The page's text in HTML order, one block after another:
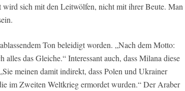
sich mit den Leitwölfen, nicht mit ihrer Beute. Man
Ton beleidigt worden. „Nach dem Motto:
alles das Gleiche.“ Interessant auch, dass Milana diese
meinen damit indirekt, dass Polen und Ukrainer
im Zweiten Weltkrieg ermordet wurden.“ Der Araber